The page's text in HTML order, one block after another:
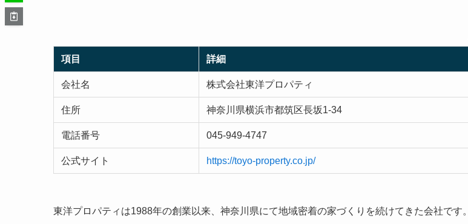
項目 詳細
会社名 株式会社東洋プロパティ
住所 神奈川県横浜市都筑区長坂1-34
電話番号 045-949-4747
公式サイト https://toyo-property.co.jp/
東洋プロパティは1988年の創業以来、神奈川県にて地域密着の家づくりを続けてきた会社です。